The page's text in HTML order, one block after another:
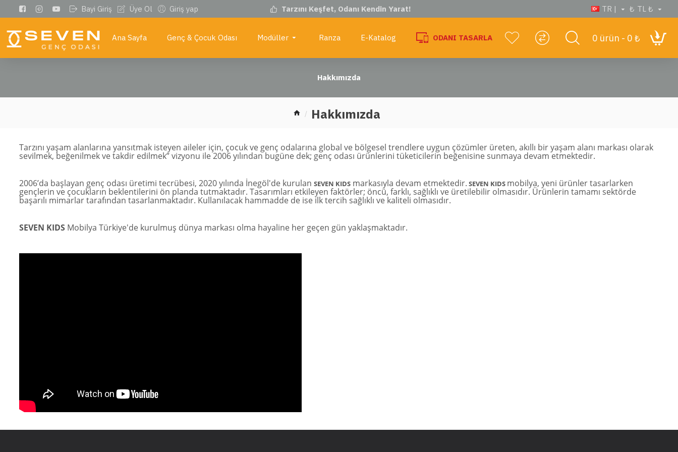
Bayi Giriş Üye Ol Giriş yap Tarzını Keşfet, Odanı Kendin Yarat! TR | ₺ TL ₺
Ana Sayfa Genç & Çocuk Odası Modüller Ranza E-Katalog ODANI TASARLA 0 ürün - 0 ₺
Hakkımızda
Hakkımızda
Tarzını yaşam alanlarına yansıtmak isteyen aileler için, çocuk ve genç odalarına global ve bölgesel trendlere uygun çözümler üreten, akıllı bir yaşam alanı markası olarak
sevilmek, beğenilmek ve takdir edilmek” vizyonu ile 2006 yılından bugüne dek; genç odası ürünlerini tüketicilerin beğenisine sunmaya devam etmektedir.
2006’da başlayan genç odası üretimi tecrübesi, 2020 yılında İnegöl'de kurulan SEVEN KIDS markasıyla devam etmektedir. SEVEN KIDS mobilya, yeni ürünler tasarlarken
gençlerin ve çocukların beklentilerini ön planda tutmaktadır. Tasarımları etkileyen faktörler; öncü, farklı, sağlıklı ve üretilebilir olmasıdır. Ürünlerin tamamı sektörde
başarılı mimarlar tarafından tasarlanmaktadır. Kullanılacak hammadde de ise ilk tercih sağlıklı ve kaliteli olmasıdır.
SEVEN KIDS Mobilya Türkiye'de kurulmuş dünya markası olma hayaline her geçen gün yaklaşmaktadır.